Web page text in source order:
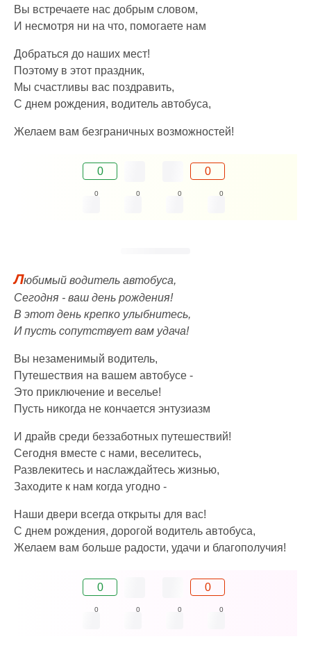
Вы встречаете нас добрым словом,
И несмотря ни на что, помогаете нам
Добраться до наших мест!
Поэтому в этот праздник,
Мы счастливы вас поздравить,
С днем рождения, водитель автобуса,
Желаем вам безграничных возможностей!
0 0
0 0 0 0
Любимый водитель автобуса,
Сегодня - ваш день рождения!
В этот день крепко улыбнитесь,
И пусть сопутствует вам удача!
Вы незаменимый водитель,
Путешествия на вашем автобусе -
Это приключение и веселье!
Пусть никогда не кончается энтузиазм
И драйв среди беззаботных путешествий!
Сегодня вместе с нами, веселитесь,
Развлекитесь и наслаждайтесь жизнью,
Заходите к нам когда угодно -
Наши двери всегда открыты для вас!
С днем рождения, дорогой водитель автобуса,
Желаем вам больше радости, удачи и благополучия!
0 0
0 0 0 0